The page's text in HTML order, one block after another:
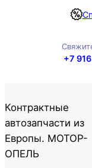
+7
Контрактные
автозапчасти из
Европы. МОТОР-
ОПЕЛЬ